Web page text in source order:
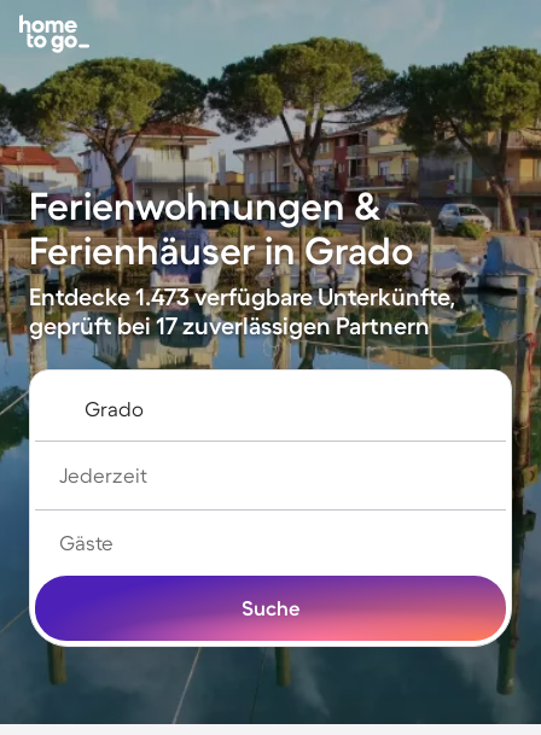
Ferienwohnungen &
Ferienhäuser in Grado
Entdecke 1.473 verfügbare Unterkünfte,
geprüft bei 17 zuverlässigen Partnern
Jederzeit
Gäste
Suche